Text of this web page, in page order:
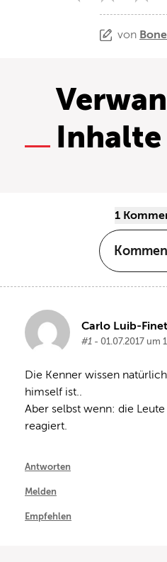
von
Inhalte
1
Carlo Luib-
#1 - 01.07.2017 um
Die Kenner wissen
himself ist..
Aber selbst wenn: die
reagiert.
Antworten
Melden
Empfehlen